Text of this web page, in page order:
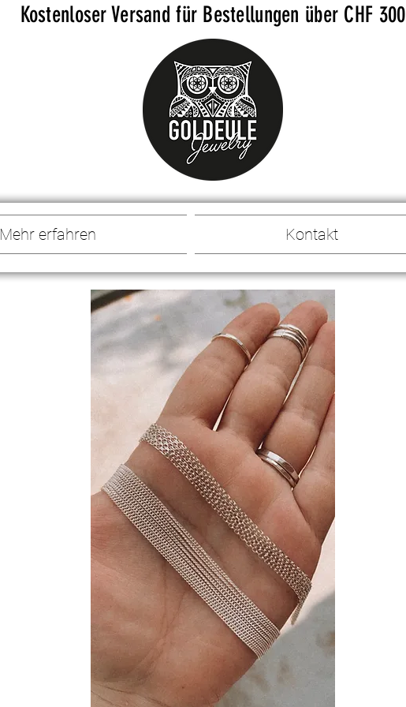
Kostenloser Versand für Bestellungen über CHF 300
Mehr erfahren Kontakt